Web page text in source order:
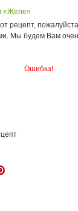
«Желе»
рецепт,
Мы будем Вам
Ошибка!